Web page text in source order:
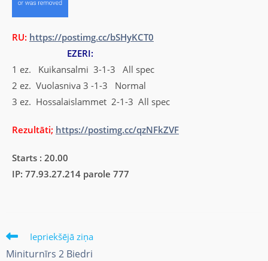
RU: https://postimg.cc/bSHyKCT0
EZERI:
1 ez. Kuikansalmi 3-1-3 All spec
2 ez. Vuolasniva 3 -1-3 Normal
3 ez. Hossalaislammet 2-1-3 All spec
Rezultāti; https://postimg.cc/qzNFkZVF
Starts : 20.00
IP: 77.93.27.214 parole 777
Iepriekšējā ziņa
Miniturnīrs 2 Biedri